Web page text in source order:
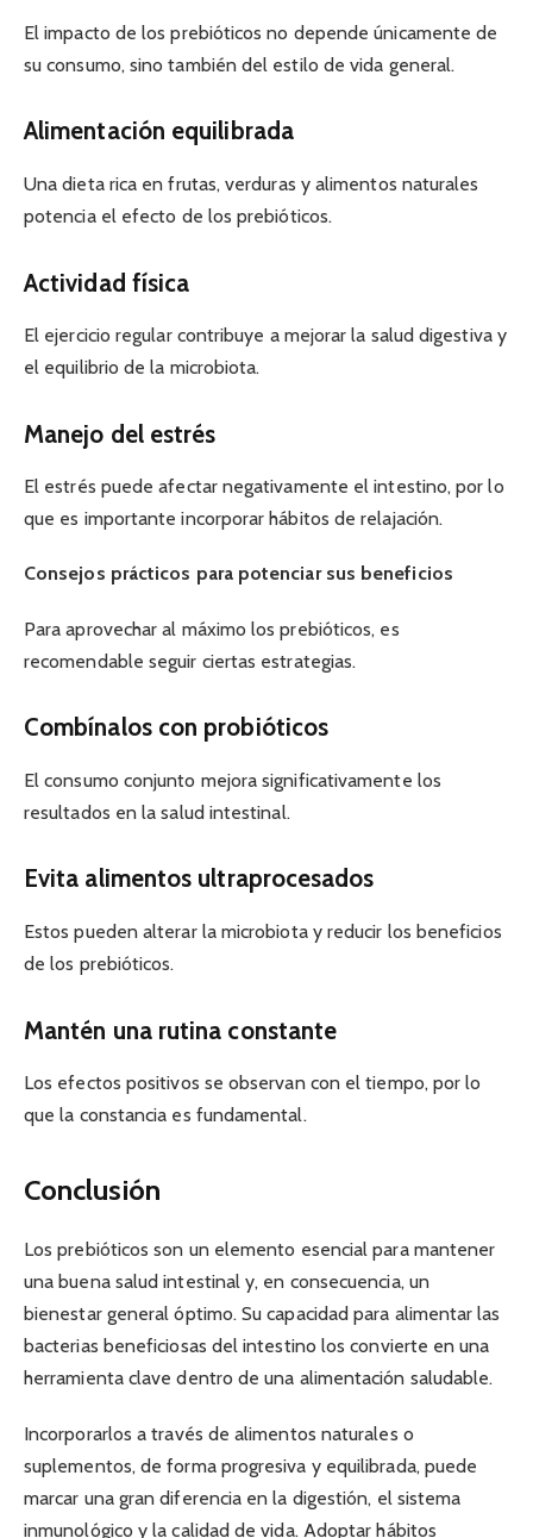
El impacto de los prebióticos no depende únicamente de
su consumo, sino también del estilo de vida general.
Alimentación equilibrada
Una dieta rica en frutas, verduras y alimentos naturales
potencia el efecto de los prebióticos.
Actividad física
El ejercicio regular contribuye a mejorar la salud digestiva y
el equilibrio de la microbiota.
Manejo del estrés
El estrés puede afectar negativamente el intestino, por lo
que es importante incorporar hábitos de relajación.
Consejos prácticos para potenciar sus beneficios
Para aprovechar al máximo los prebióticos, es
recomendable seguir ciertas estrategias.
Combínalos con probióticos
El consumo conjunto mejora significativamente los
resultados en la salud intestinal.
Evita alimentos ultraprocesados
Estos pueden alterar la microbiota y reducir los beneficios
de los prebióticos.
Mantén una rutina constante
Los efectos positivos se observan con el tiempo, por lo
que la constancia es fundamental.
Conclusión
Los prebióticos son un elemento esencial para mantener
una buena salud intestinal y, en consecuencia, un
bienestar general óptimo. Su capacidad para alimentar las
bacterias beneficiosas del intestino los convierte en una
herramienta clave dentro de una alimentación saludable.
Incorporarlos a través de alimentos naturales o
suplementos, de forma progresiva y equilibrada, puede
marcar una gran diferencia en la digestión, el sistema
inmunológico y la calidad de vida. Adoptar hábitos